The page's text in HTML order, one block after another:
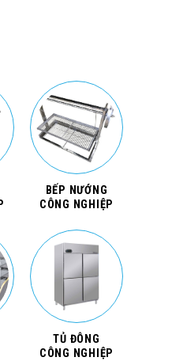
BẾP NƯỚNG
CÔNG NGHIỆP
TỦ ĐÔNG
CÔNG NGHIỆP